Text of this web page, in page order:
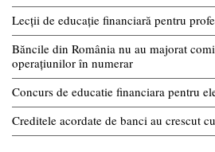
Lecții de educație financiară pentru
Băncile din România nu au majorat
operațiunilor în numerar
Concurs de educatie financiara pentru
Creditele acordate de banci au crescut